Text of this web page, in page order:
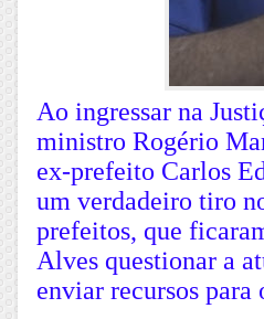
Ao ingressar na
ministro Rogério
ex-prefeito Carlos
um verdadeiro tiro
prefeitos, que
Alves questionar a
enviar recursos